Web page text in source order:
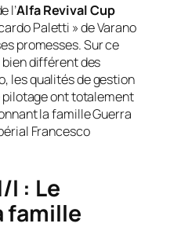
l’Alfa Revival Cup
Paletti » de Varano
promesses. Sur ce
différent des
les qualités de gestion
pilotage ont totalement
la famille Guerra
Francesco
I : Le
famille